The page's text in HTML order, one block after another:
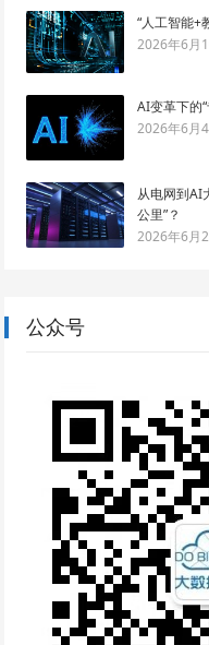
“人工智能+
2026年6月
AI变革下的
2026年6月
从电网到AI
公里”？
2026年6月
公众号